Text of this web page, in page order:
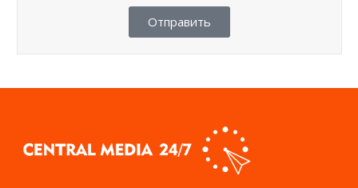
Отправить